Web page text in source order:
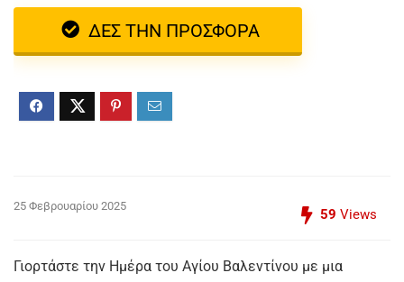
ΔΕΣ ΤΗΝ ΠΡΟΣΦΟΡΑ
25 Φεβρουαρίου 2025
59 Views
Γιορτάστε την Ημέρα του Αγίου Βαλεντίνου με μια